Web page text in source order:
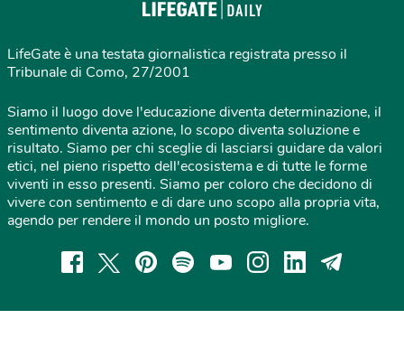
LifeGate è una testata giornalistica registrata presso il
Tribunale di Como, 27/2001
Siamo il luogo dove l'educazione diventa determinazione, il
sentimento diventa azione, lo scopo diventa soluzione e
risultato. Siamo per chi sceglie di lasciarsi guidare da valori
etici, nel pieno rispetto dell'ecosistema e di tutte le forme
viventi in esso presenti. Siamo per coloro che decidono di
vivere con sentimento e di dare uno scopo alla propria vita,
agendo per rendere il mondo un posto migliore.